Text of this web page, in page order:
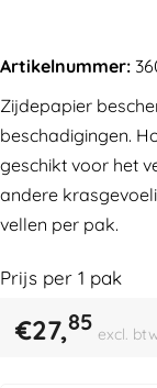
Artikelnummer:
Zijdepapier
beschadigingen.
geschikt voor het
andere
vellen per pak.
Prijs per 1 pak
€27,85 excl.